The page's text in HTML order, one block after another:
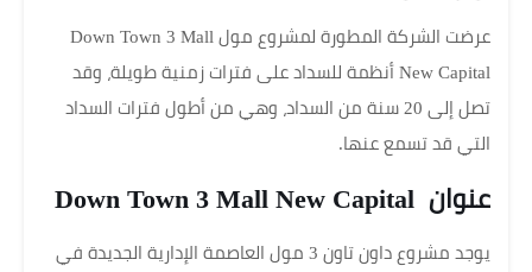
عرضت الشركة المطورة لمشروع مول Down Town 3 Mall
New Capital أنظمة للسداد على فترات زمنية طويلة، وقد
تصل إلى 20 سنة من السداد، وهي من أطول فترات السداد
التي قد تسمع عنها.
عنوان Down Town 3 Mall New Capital
يوجد مشروع داون تاون 3 مول العاصمة الإدارية الجديدة في